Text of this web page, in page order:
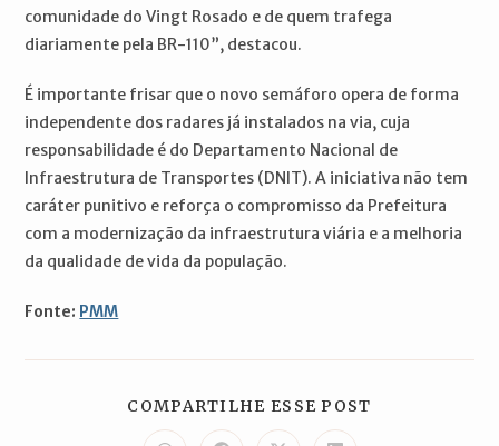
comunidade do Vingt Rosado e de quem trafega
diariamente pela BR-110”, destacou.
É importante frisar que o novo semáforo opera de forma
independente dos radares já instalados na via, cuja
responsabilidade é do Departamento Nacional de
Infraestrutura de Transportes (DNIT). A iniciativa não tem
caráter punitivo e reforça o compromisso da Prefeitura
com a modernização da infraestrutura viária e a melhoria
da qualidade de vida da população.
Fonte: PMM
COMPARTILHE ESSE POST